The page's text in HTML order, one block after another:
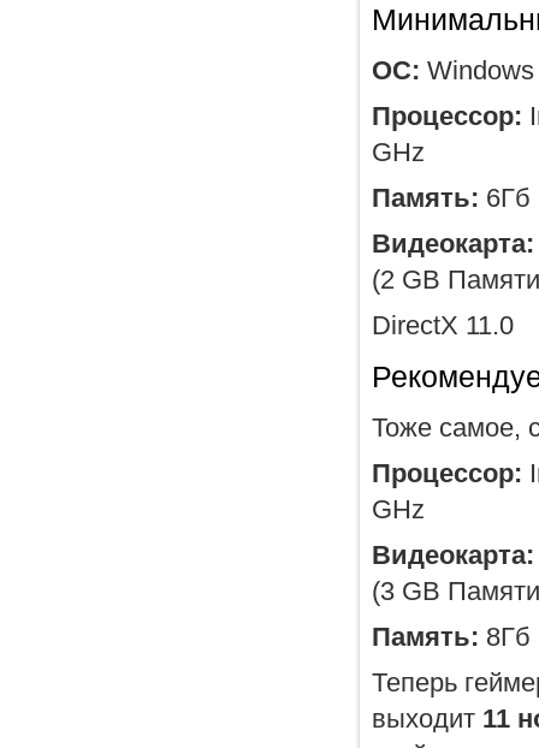
ОС:
Процессор:
GHz
Память: 6Гб
Видеокарта:
(2 GB
DirectX 11.0
Тоже самое,
Процессор:
GHz
Видеокарта:
(3 GB
Память: 8Гб
Теперь
выходит 11